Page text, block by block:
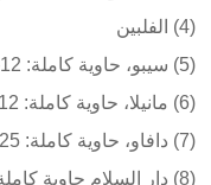
(4) الفلبين
(5) سيبو، حاوية كاملة: 12-14 يومًا؛ LCL 25 يومًا
(6) مانيلا، حاوية كاملة: 12-14 يومًا؛ LCL 12 أو 25 يومًا
(7) دافاو، حاوية كاملة: 25 يومًا
(8) دار السلام حاوية كاملة: 38 يومًا؛ LCL: 50 يومًا